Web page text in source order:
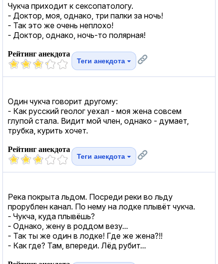
Чукча приходит к сексопатологу.
- Доктор, моя, однако, три палки за ночь!
- Так это же очень неплохо!
- Доктор, однако, ночь-то полярная!
Рейтинг анекдота
Теги анекдота
Один чукча говорит другому:
- Как русский геолог уехал - моя жена совсем
глупой стала. Видит мой член, однако - думает,
трубка, курить хочет.
Рейтинг анекдота
Теги анекдота
Река покрыта льдом. Посреди реки во льду
прорублен канал. По нему на лодке плывёт чукча.
- Чукча, куда плывёшь?
- Однако, жену в роддом везу...
- Так ты же один в лодке! Где же жена?!!
- Как где? Там, впереди. Лёд рубит...